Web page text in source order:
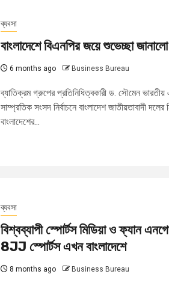
ব্যবসা
বাংলাদেশে বিএনপির জয়ে শুভেচ্ছা
6 months ago Business Bureau
ব্যাতিক্রম গ্রুপের প্রতিনিধিত্বকারী ড. সৌমেন ভারতীয়
সাম্প্রতিক সংসদ নির্বাচনে বাংলাদেশ জাতীয়তাবাদী
বাংলাদেশের...
ব্যবসা
বিশ্বব্যাপী স্পোর্টস মিডিয়া ও ফ্যান
8JJ স্পোর্টস এখন বাংলাদেশে
8 months ago Business Bureau